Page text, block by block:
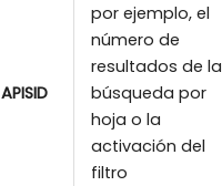
APISID
por ejemplo, el
número de
resultados de la
búsqueda por
hoja o la
activación del
filtro